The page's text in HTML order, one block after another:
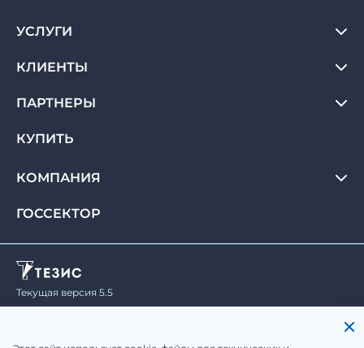
УСЛУГИ
КЛИЕНТЫ
ПАРТНЕРЫ
КУПИТЬ
КОМПАНИЯ
ГОССЕКТОР
Текущая версия 5.5